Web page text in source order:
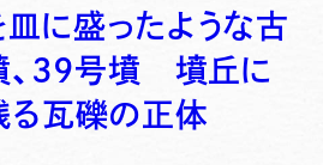
皿に盛ったような古
、39号墳 墳丘に
る瓦礫の正体